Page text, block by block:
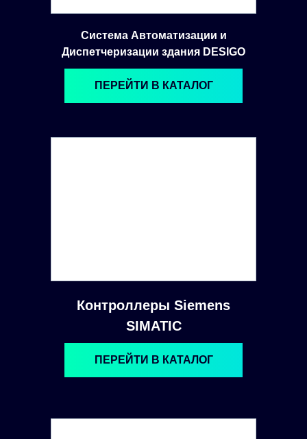
Система Автоматизации и
Диспетчеризации здания DESIGO
Контроллеры Siemens
SIMATIC
ПЕРЕЙТИ В КАТАЛОГ
ПЕРЕЙТИ В КАТАЛОГ